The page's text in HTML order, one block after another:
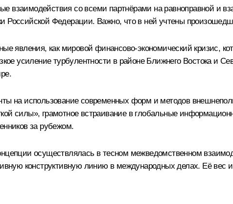
взаимодействия со всеми партнёрами на равноправной и
Российской Федерации. Важно, что в ней учтены
явления, как мировой финансово-экономический кризис,
усиление турбулентности в районе Ближнего Востока и
на использование современных форм и методов
силы», грамотное встраивание в глобальные
за рубежом.
осуществлялась в тесном межведомственном
конструктивную линию в международных делах. Её вес